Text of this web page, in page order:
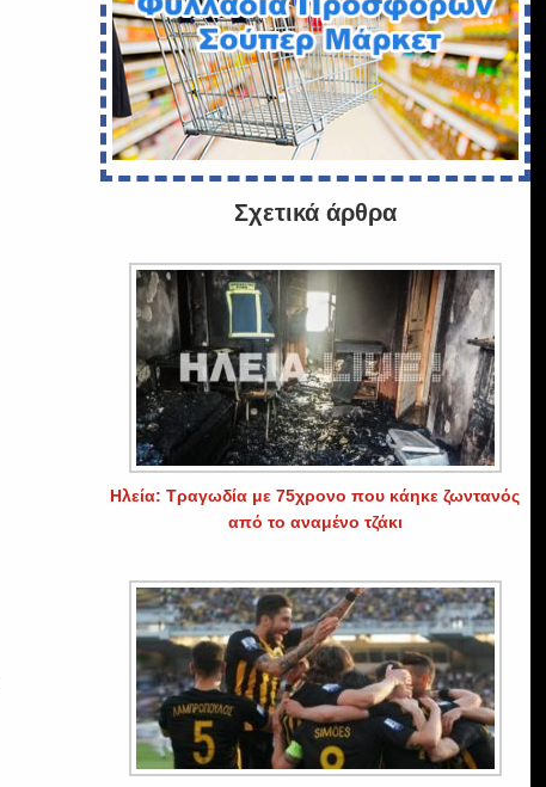
Σχετικά άρθρα
Ηλεία: Τραγωδία με 75χρονο που κάηκε ζωντανός
από το αναμένο τζάκι